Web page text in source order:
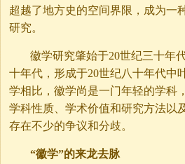
超越了地方史的空间界限，成为一
研究。
徽学研究肇始于20世纪三十年
十年代，形成于20世纪八十年代中
学相比，徽学尚是一门年轻的学科
学科性质、学术价值和研究方法以
存在不少的争议和分歧。
“徽学”的来龙去脉